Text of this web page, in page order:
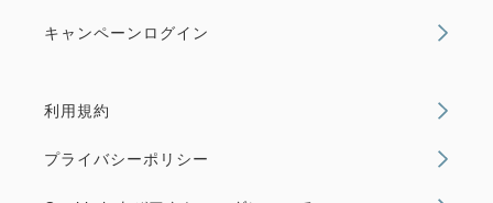
キャンペーンログイン
利用規約
プライバシーポリシー